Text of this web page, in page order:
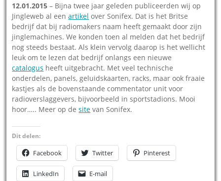
12.01.2015 – Bijna twee jaar geleden publiceerden wij op
Jingleweb al eenartikel over Sonifex. Dat is het Britse
bedrijf dat bij radiomakers naam heeft gemaakt door zijn
jinglemachines. We konden toen al melden dat het bedrijf
nog steeds bestaat. Als klein vervolg daarop is het wellicht
leuk om te lezen dat bedrijf onlangs een nieuwe
catalogus heeft uitgebracht. Met veel technische
onderdelen, panels, geluidskaarten, racks, maar ook fraaie
kastjes als de bovenstaande commentator unit voor
radioverslaggevers, bijvoorbeeld in sportstadions. Mooi
hoor….. Meer op desite van Sonifex.
Dit delen:
Facebook Twitter Pinterest
LinkedIn E-mail